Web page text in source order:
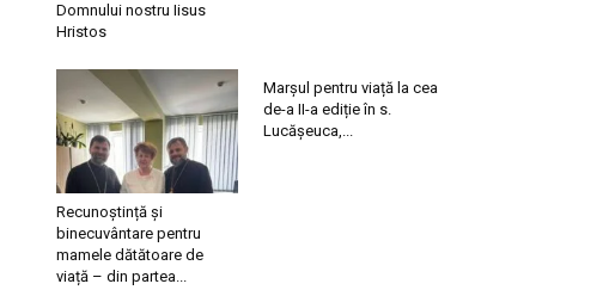
Domnului nostru Iisus
Hristos
Recunoștință și
binecuvântare pentru
mamele dătătoare de
viață – din partea...
Marșul pentru viață la cea
de-a II-a ediție în s.
Lucășeuca,...